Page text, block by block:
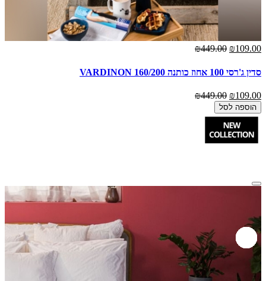
₪109.00
₪449.00
סדין ג'רסי 100 אחוז כותנה VARDINON 160/200
₪109.00
₪449.00
הוספה לסל